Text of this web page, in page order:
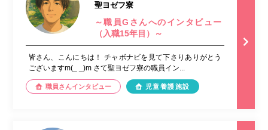
聖ヨゼフ寮
～職員Gさんへのインタビュー
（入職15年目）～
皆さん、こんにちは！ チャボナビを見て下さりありがとう
ございますm(_ _)m さて聖ヨゼフ寮の職員イン...
職員さんインタビュー 児童養護施設